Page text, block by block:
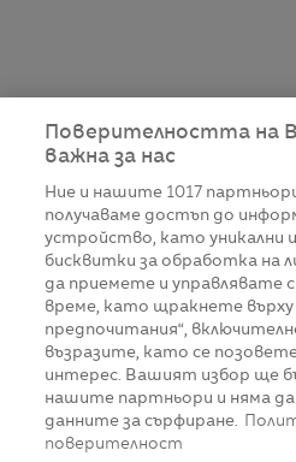
Поверителността на
важна за нас
Ние и нашите 1017
получаваме достъп до
устройство, като уникални
бисквитки за обработка на
да приемете и управлявате
време, като щракнете върху
предпочитания“,
възразите, като се
интерес. Вашият избор ще
нашите партньори и няма да
данните за сърфиране.
поверителност